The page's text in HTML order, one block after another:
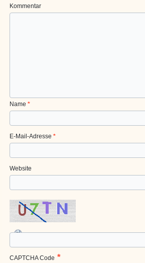
Kommentar
Name*
E-Mail-Adresse*
Website
CAPTCHA Code *